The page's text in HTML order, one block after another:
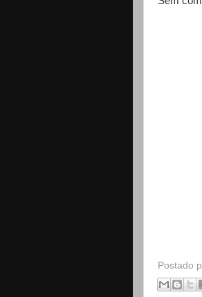
Postado